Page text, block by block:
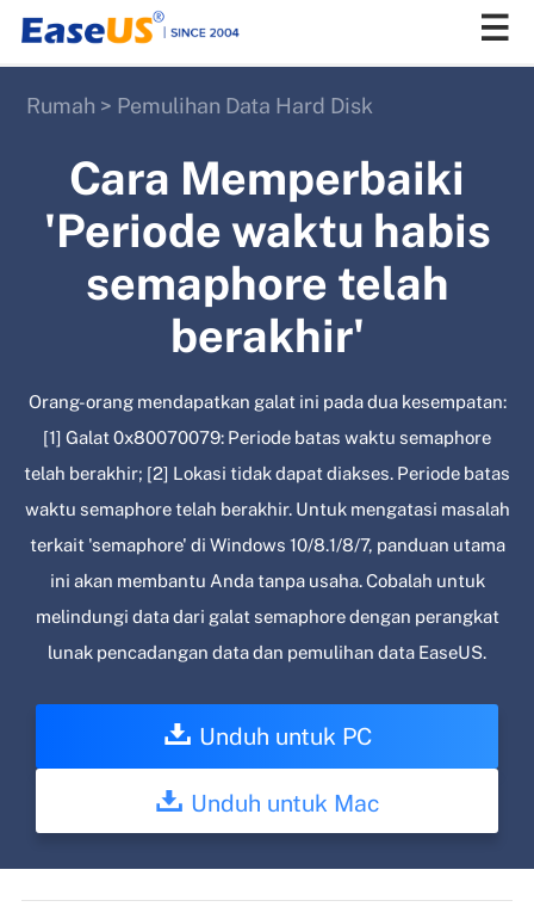
Rumah > Pemulihan Data Hard Disk
Cara Memperbaiki
'Periode waktu habis
semaphore telah
berakhir'
Orang-orang mendapatkan galat ini pada dua kesempatan:
[1] Galat 0x80070079: Periode batas waktu semaphore
telah berakhir; [2] Lokasi tidak dapat diakses. Periode batas
waktu semaphore telah berakhir. Untuk mengatasi masalah
terkait 'semaphore' di Windows 10/8.1/8/7, panduan utama
ini akan membantu Anda tanpa usaha. Cobalah untuk
melindungi data dari galat semaphore dengan perangkat
lunak pencadangan data dan pemulihan data EaseUS.
Unduh untuk PC
Unduh untuk Mac